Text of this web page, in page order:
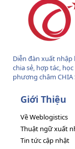
Diễn đàn xuất
chia sẻ, hợp tác,
phương châm CHIA
Giới Thiệu
Về Weblogistics
Thuật ngữ xuất
Tin tức cập nhật